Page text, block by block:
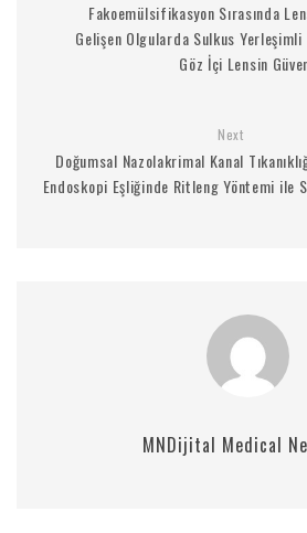
Fakoemülsifikasyon Sırasında
Gelişen Olgularda Sulkus
Göz İçi Lensin
Next
Doğumsal Nazolakrimal Kanal
Endoskopi Eşliğinde Ritleng Yöntemi ile
MNDijital Medical